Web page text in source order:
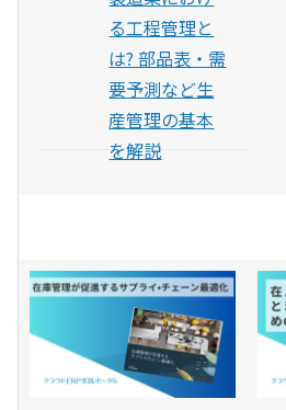
る工程管理と
は? 部品表・需
要予測など生
産管理の基本
を解説